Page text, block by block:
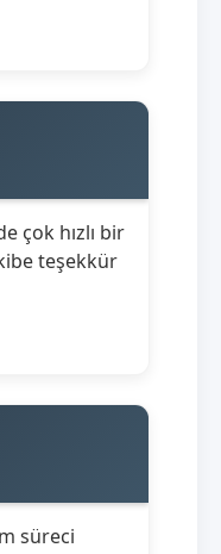
çok hızlı bir
teşekkür
süreci